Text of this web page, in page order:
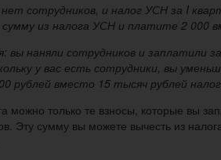
сотрудников, и налог УСН за I
из налога УСН и платите 2 000
вы наняли сотрудников и заплатили
у вас есть сотрудники, вы
рублей вместо 15 тысяч рублей
можно только те взносы, которые вы
Эту сумму вы можете вычесть из